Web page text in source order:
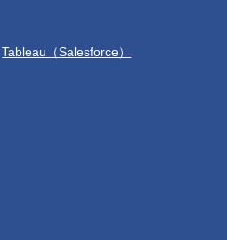
Tableau（Salesforce）